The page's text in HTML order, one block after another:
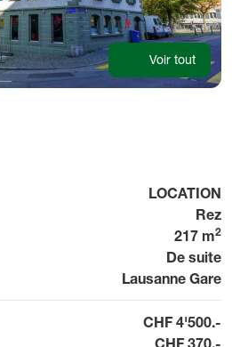
Voir tout
Usage
LOCATION
Rez
217 m2
De suite
Référence
Lausanne Gare
CHF 4'500.-
CHF 370.-